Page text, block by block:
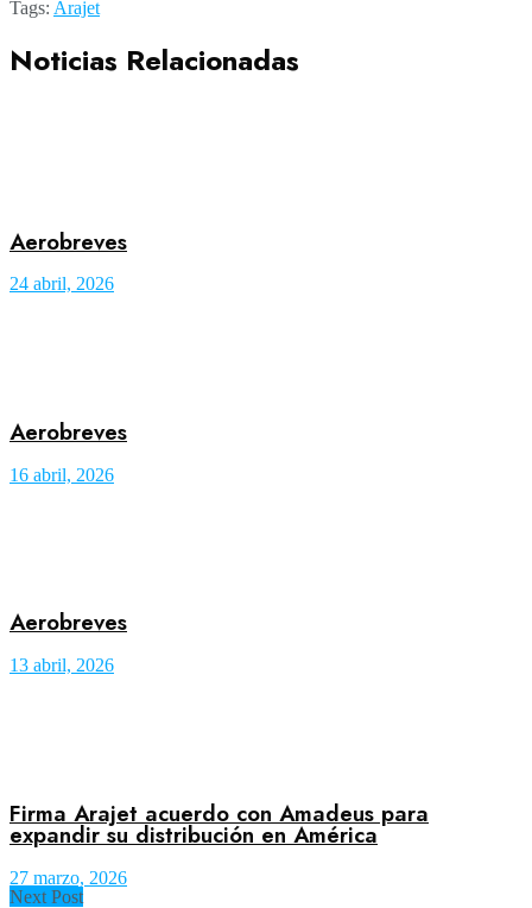
Tags: Arajet
Noticias Relacionadas
Aerobreves
24 abril, 2026
Aerobreves
16 abril, 2026
Aerobreves
13 abril, 2026
Firma Arajet acuerdo con Amadeus para
expandir su distribución en América
27 marzo, 2026
Next Post